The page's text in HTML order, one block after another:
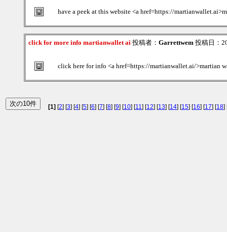
have a peek at this website <a href=https://
click for more info martianwallet ai 投稿者： Garrettwem 投稿日：
click here for info <a href=https://martianwallet.ai/>martian
[1] [2] [3] [4] [5] [6] [7] [8] [9] [10] [11] [12] [13] [14] [15] [16] [17] [18]